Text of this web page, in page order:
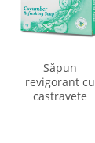
Săpun
revigorant cu
castravete